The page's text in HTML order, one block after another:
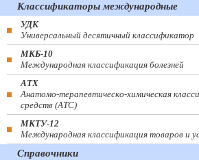
Классификаторы международные
УДК
Универсальный десятичный классификатор
МКБ-10
Международная классификация болезней
АТХ
Анатомо-терапевтическо-химическая
средств (ATC)
МКТУ-12
Международная классификация товаров и
Справочники